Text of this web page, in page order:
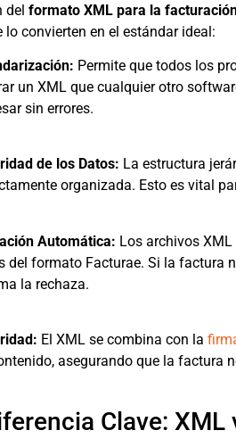
del formato XML para la
lo convierten en el estándar ideal:
Permite que todos los
un XML que cualquier otro
sin errores.
de los Datos: La estructura
organizada. Esto es vital
Automática: Los archivos
del formato Facturae. Si la factura
la rechaza.
El XML se combina con la
asegurando que la factura
Clave: XML